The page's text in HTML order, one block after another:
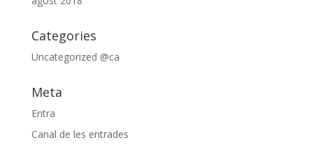
Categories
Uncategorized @ca
Meta
Entra
Canal de les entrades